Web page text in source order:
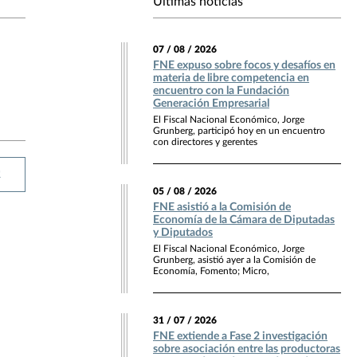
07 / 08 / 2026
FNE expuso sobre focos y desafíos en
materia de libre competencia en
encuentro con la Fundación
Generación Empresarial
El Fiscal Nacional Económico, Jorge
Grunberg, participó hoy en un encuentro
con directores y gerentes
05 / 08 / 2026
FNE asistió a la Comisión de
Economía de la Cámara de Diputadas
y Diputados
El Fiscal Nacional Económico, Jorge
Grunberg, asistió ayer a la Comisión de
Economía, Fomento; Micro,
31 / 07 / 2026
FNE extiende a Fase 2 investigación
sobre asociación entre las productoras